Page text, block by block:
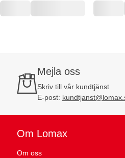
Mejla oss
Skriv till vår kundtjänst
E-post:
Om Lomax
Om oss